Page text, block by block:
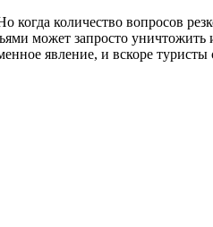
количество вопросов
может запросто
явление, и вскоре туристы